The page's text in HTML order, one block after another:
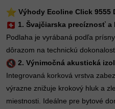
Výhody Ecoline Click 9555
1. Švajčiarska precíznosť a
Podlaha je vyrábaná podľa
dôrazom na technickú
2. Výnimočná akustická
Integrovaná korková vrstva
výrazne znižuje krokový hluk a
miestnosti. Ideálne pre bytové